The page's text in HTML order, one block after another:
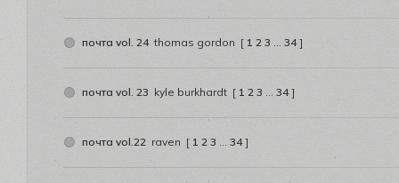
почта vol. 24 thomas gordon [ 1 2 3 34 ]
почта vol. 23 kyle burkhardt [ 1 2 3 34 ]
почта vol.22 raven [ 1 2 3 34 ]